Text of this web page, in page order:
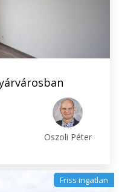
Oszoli Péter
Friss ingatlan